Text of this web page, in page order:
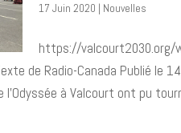
17 Juin 2020 | Nouvelles
https://valcourt2030.org/
de Radio-Canada Publié le
l’Odyssée à Valcourt ont pu